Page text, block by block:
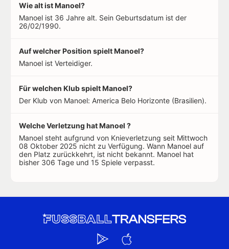
Wie alt ist Manoel?
Manoel ist 36 Jahre alt. Sein Geburtsdatum ist der
26/02/1990.
Auf welcher Position spielt Manoel?
Manoel ist Verteidiger.
Für welchen Klub spielt Manoel?
Der Klub von Manoel: America Belo Horizonte (Brasilien).
Welche Verletzung hat Manoel ?
Manoel steht aufgrund von Knieverletzung seit Mittwoch
08 Oktober 2025 nicht zu Verfügung. Wann Manoel auf
den Platz zurückkehrt, ist nicht bekannt. Manoel hat
bisher 306 Tage und 15 Spiele verpasst.